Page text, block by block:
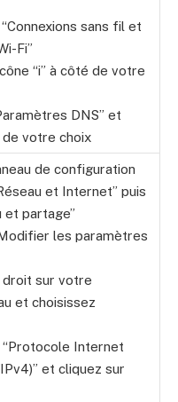
sans fil et
Fi”
“i” à côté de votre
DNS” et
votre choix
de configuration
et Internet” puis
et partage”
les paramètres
droit sur votre
et choisissez
“Protocole Internet
et cliquez sur